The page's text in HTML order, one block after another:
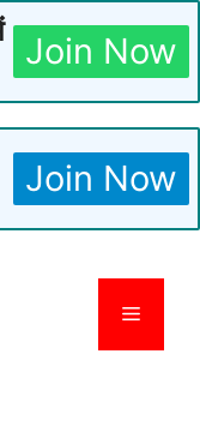
Join Now
Join Now
Menu